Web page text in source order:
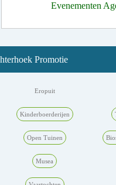
Evenementen
Promotie
Eropuit
Kinderboerderijen
Open Tuinen
Musea